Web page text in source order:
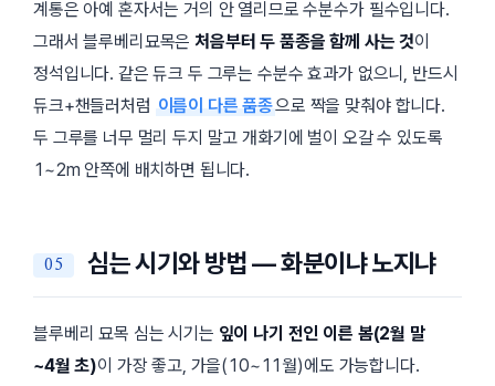
계통은 아예 혼자서는 거의 안 열리므로 수분수가 필수입니다.
그래서 블루베리묘목은처음부터 두 품종을 함께 사는 것이
정석입니다. 같은 듀크 두 그루는 수분수 효과가 없으니, 반드시
듀크+챈들러처럼 이름이 다른 품종으로 짝을 맞춰야 합니다.
두 그루를 너무 멀리 두지 말고 개화기에 벌이 오갈 수 있도록
1~2m 안쪽에 배치하면 됩니다.
심는 시기와 방법 — 화분이냐 노지냐
블루베리 묘목 심는 시기는 잎이 나기 전인 이른 봄(2월 말
~4월 초)이 가장 좋고, 가을(10~11월)에도 가능합니다.